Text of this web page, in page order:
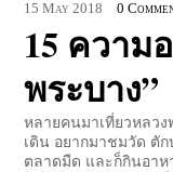
15 May 2018 0
15 ความ
พระบาง”
หลายคนมาเที่ยวหลวง
เดิน อยากมาชมวัด ตั
ตลาดมืด และก็กินอาห